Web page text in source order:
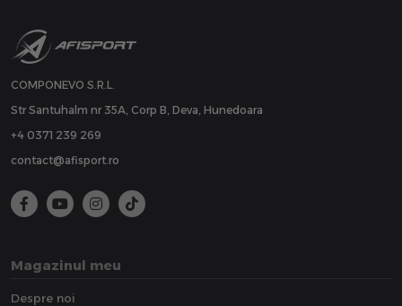
COMPONEVO S.R.L.
Str Santuhalm nr 35A, Corp B, Deva, Hunedoara
+4 0371 239 269
contact@afisport.ro
Magazinul meu
Despre noi